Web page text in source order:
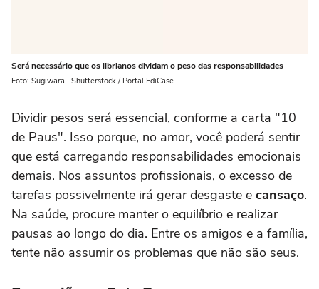
Será necessário que os librianos dividam o peso das responsabilidades
Foto: Sugiwara | Shutterstock / Portal EdiCase
Dividir pesos será essencial, conforme a carta "10
de Paus". Isso porque, no amor, você poderá sentir
que está carregando responsabilidades emocionais
demais. Nos assuntos profissionais, o excesso de
tarefas possivelmente irá gerar desgaste e cansaço.
Na saúde, procure manter o equilíbrio e realizar
pausas ao longo do dia. Entre os amigos e a família,
tente não assumir os problemas que não são seus.